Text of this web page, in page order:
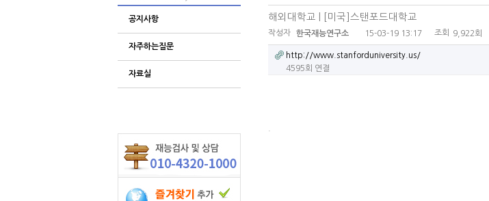
공지사항
자주하는질문
자료실
해외대학교 | [미국]스탠포드대학교
작성자 한국재능연구소 15-03-19 13:17 조회 9,922회
http://www.stanforduniversity.us/
4595회 연결